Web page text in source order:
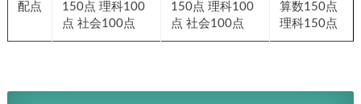
配点
150点 理科100
点 社会100点
150点 理科100
点 社会100点
算数150点
理科150点